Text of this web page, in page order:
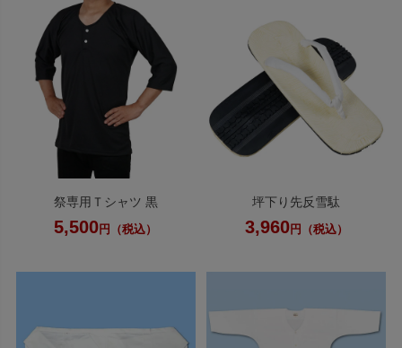
祭専用Ｔシャツ 黒
5,500 円（税込）
坪下り先反雪駄
3,960円（税込）